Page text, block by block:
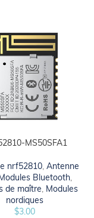
MS50SFA1
nrf52810, Antenne
Bluetooth,
de maître, Modules
nordiques
$3.00